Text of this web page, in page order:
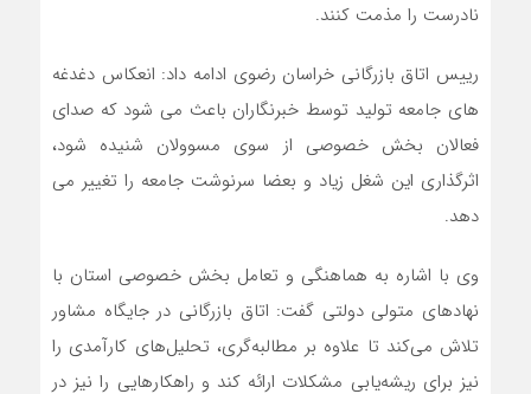
نادرست را مذمت کنند.
رییس اتاق بازرگانی خراسان رضوی ادامه داد: انعکاس دغدغه
های جامعه تولید توسط خبرنگاران باعث می شود که صدای
فعالان بخش خصوصی از سوی مسوولان شنیده شود،
اثرگذاری این شغل زیاد و بعضا سرنوشت جامعه را تغییر می
دهد.
وی با اشاره به هماهنگی و تعامل بخش خصوصی استان با
نهادهای متولی دولتی گفت: اتاق بازرگانی در جایگاه مشاور
تلاش می‌کند تا علاوه بر مطالبه‌گری، تحلیل‌های کارآمدی را
نیز برای ریشه‌یابی مشکلات ارائه کند و راهکارهایی را نیز در